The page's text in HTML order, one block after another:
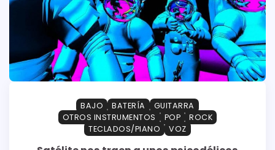
BAJO BATERÍA
GUITARRA
OTROS INSTRUMENTOS
POP
ROCK
TECLADOS/PIANO
VOZ